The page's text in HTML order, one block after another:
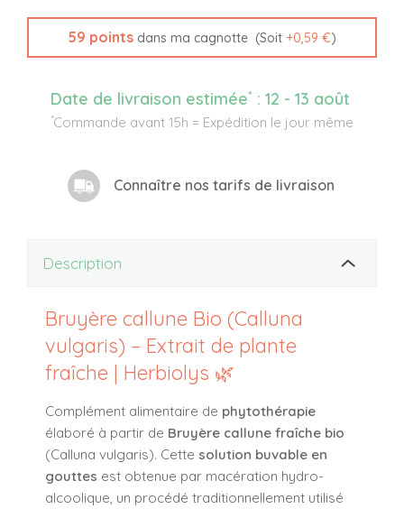
59 points dans ma cagnotte (Soit +0,59 €)
Date de livraison estimée* : 12 - 13 août
*Commande avant 15h = Expédition le jour même
Connaître nos tarifs de livraison
Description
Bruyère callune Bio (Calluna
vulgaris) – Extrait de plante
fraîche | Herbiolys 🌿
Complément alimentaire de phytothérapie
élaboré à partir de Bruyère callune fraîche bio
(Calluna vulgaris). Cette solution buvable en
gouttes est obtenue par macération hydro-
alcoolique, un procédé traditionnellement utilisé